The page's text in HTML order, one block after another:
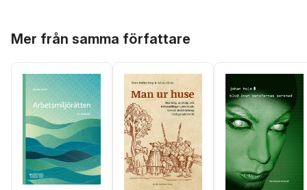
Mer från samma författare